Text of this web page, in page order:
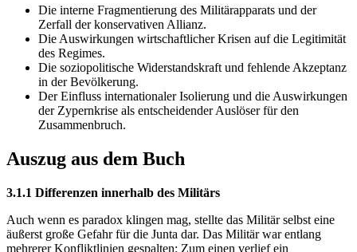
Die interne Fragmentierung des Militärapparats und der
Zerfall der konservativen Allianz.
Die Auswirkungen wirtschaftlicher Krisen auf die Legitimität
des Regimes.
Die soziopolitische Widerstandskraft und fehlende Akzeptanz
in der Bevölkerung.
Der Einfluss internationaler Isolierung und die Auswirkungen
der Zypernkrise als entscheidender Auslöser für den
Zusammenbruch.
Auszug aus dem Buch
3.1.1 Differenzen innerhalb des Militärs
Auch wenn es paradox klingen mag, stellte das Militär selbst eine
äußerst große Gefahr für die Junta dar. Das Militär war entlang
mehrerer Konfliktlinien gespalten: Zum einen verlief ein